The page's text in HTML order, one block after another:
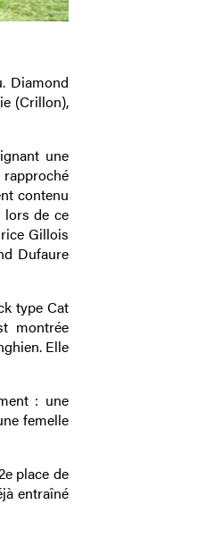
Diamond
(Crillon),
une
contenu
lors de ce
Gillois
Dufaure
type Cat
montrée
Elle
: une
femelle
place de
entraîné